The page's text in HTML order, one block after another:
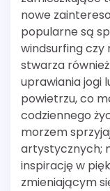
nowe
popularne są
windsurfing czy
stwarza
uprawiania jogi
powietrzu, co
codziennego
morzem
artystycznych;
inspirację w
zmieniającym